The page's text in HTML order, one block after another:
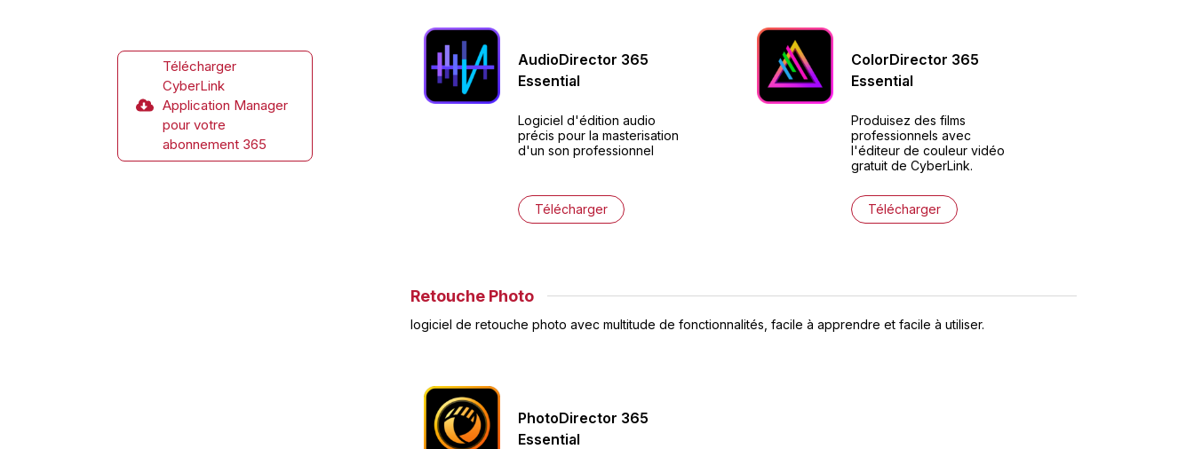
Télécharger
CyberLink
Application Manager
pour votre
abonnement 365
AudioDirector 365
Essential
Logiciel d'édition audio
précis pour la masterisation
d'un son professionnel
Télécharger
ColorDirector 365
Essential
Produisez des films
professionnels avec
l'éditeur de couleur vidéo
gratuit de CyberLink.
Télécharger
Retouche Photo
logiciel de retouche photo avec multitude de fonctionnalités, facile à apprendre et facile à utiliser.
PhotoDirector 365
Essential